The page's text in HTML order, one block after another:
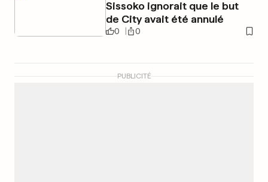
Sissoko ignorait que le but
de City avait été annulé
0 0
PUBLICITÉ